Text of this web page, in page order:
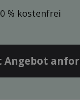
% kostenfrei
Angebot